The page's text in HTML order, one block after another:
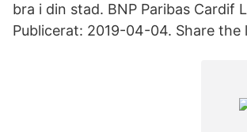
bra i din stad. BNP Paribas Cardif
Publicerat: 2019-04-04. Share the